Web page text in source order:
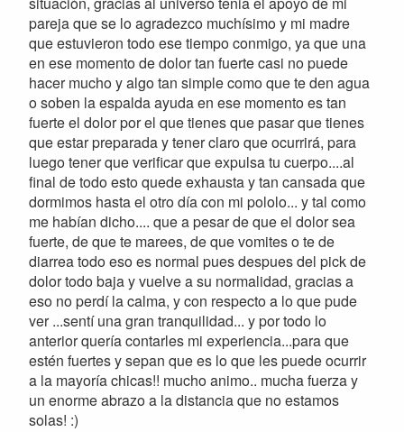
pareja que se lo agradezco muchísimo y mi madre
que estuvieron todo ese tiempo conmigo, ya que una
en ese momento de dolor tan fuerte casi no puede
hacer mucho y algo tan simple como que te den agua
o soben la espalda ayuda en ese momento es tan
fuerte el dolor por el que tienes que pasar que tienes
que estar preparada y tener claro que ocurrirá, para
luego tener que verificar que expulsa tu cuerpo....al
final de todo esto quede exhausta y tan cansada que
dormimos hasta el otro día con mi pololo... y tal como
me habían dicho.... que a pesar de que el dolor sea
fuerte, de que te marees, de que vomites o te de
diarrea todo eso es normal pues despues del pick de
dolor todo baja y vuelve a su normalidad, gracias a
eso no perdí la calma, y con respecto a lo que pude
ver ...sentí una gran tranquilidad... y por todo lo
anterior quería contarles mi experiencia...para que
estén fuertes y sepan que es lo que les puede ocurrir
a la mayoría chicas!! mucho animo.. mucha fuerza y
un enorme abrazo a la distancia que no estamos
solas! :)